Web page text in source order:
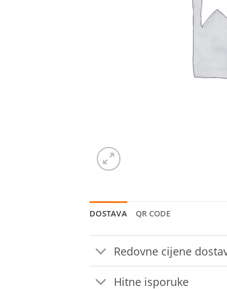
DOSTAVA QR CODE
Redovne cijene
Hitne isporuke